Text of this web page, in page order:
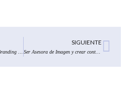
SIGUIENTE
Ser Asesora de Imagen y crear contenidos para redes sociales